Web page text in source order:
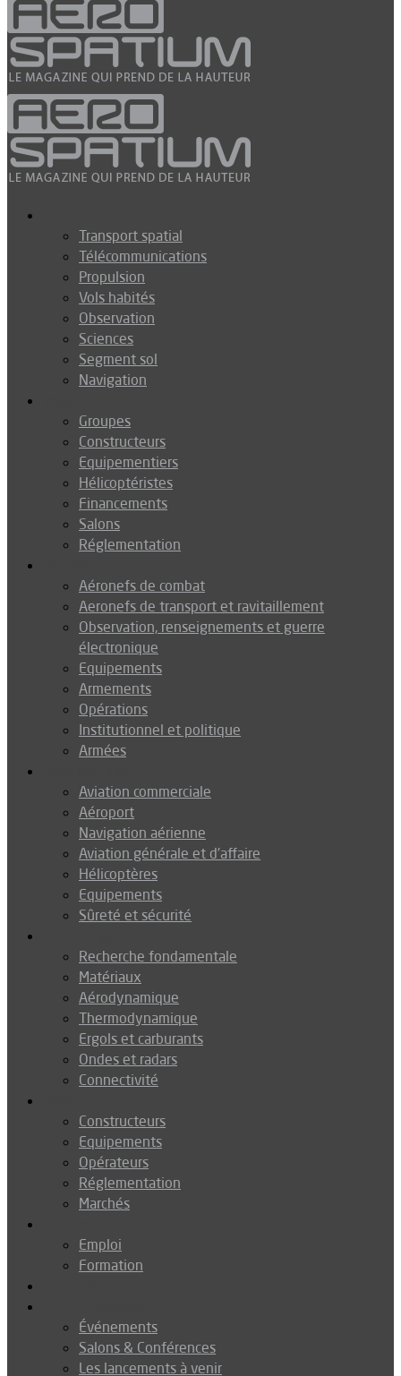
Transport spatial
Télécommunications
Propulsion
Vols habités
Observation
Sciences
Segment sol
Navigation
Groupes
Constructeurs
Equipementiers
Hélicoptéristes
Financements
Salons
Réglementation
Aéronefs de combat
Aeronefs de transport et ravitaillement
Observation, renseignements et guerre
électronique
Equipements
Armements
Opérations
Institutionnel et politique
Armées
Aviation commerciale
Aéroport
Navigation aérienne
Aviation générale et d’affaire
Hélicoptères
Equipements
Sûreté et sécurité
Recherche fondamentale
Matériaux
Aérodynamique
Thermodynamique
Ergols et carburants
Ondes et radars
Connectivité
Constructeurs
Equipements
Opérateurs
Réglementation
Marchés
Emploi
Formation
Événements
Salons & Conférences
Les lancements à venir